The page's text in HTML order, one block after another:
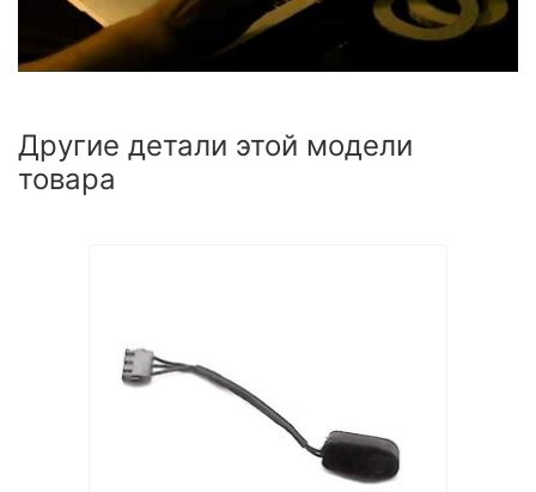
Другие детали этой модели
товара